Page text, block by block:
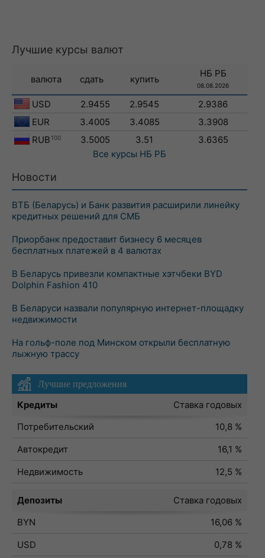
Лучшие курсы валют
валюта сдать купить
НБ РБ
08.08.2026
USD 2.9455 2.9545
2.9386
EUR
3.4005 3.4085
3.3908
RUB 100 3.5005 3.51
3.6365
Все курсы НБ РБ
Новости
ВТБ (Беларусь) и Банк развития расширили линейку
кредитных решений для СМБ
Приорбанк предоставит бизнесу 6 месяцев
бесплатных платежей в 4 валютах
В Беларусь привезли компактные хэтчбеки BYD
Dolphin Fashion 410
В Беларуси назвали популярную интернет-площадку
недвижимости
На гольф-поле под Минском открыли бесплатную
лыжную трассу
Лучшие предложения
Кредиты
Ставка годовых
Потребительский
10,8 %
Автокредит
16,1 %
Недвижимость
12,5 %
Депозиты
Ставка годовых
BYN
16,06 %
USD
0,78 %